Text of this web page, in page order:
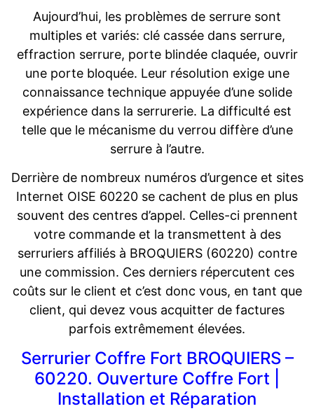
Aujourd’hui, les problèmes de serrure sont
multiples et variés: clé cassée dans serrure,
effraction serrure, porte blindée claquée, ouvrir
une porte bloquée. Leur résolution exige une
connaissance technique appuyée d’une solide
expérience dans la serrurerie. La difficulté est
telle que le mécanisme du verrou diffère d’une
serrure à l’autre.
Derrière de nombreux numéros d’urgence et sites
Internet OISE 60220 se cachent de plus en plus
souvent des centres d’appel. Celles-ci prennent
votre commande et la transmettent à des
serruriers affiliés à BROQUIERS (60220) contre
une commission. Ces derniers répercutent ces
coûts sur le client et c’est donc vous, en tant que
client, qui devez vous acquitter de factures
parfois extrêmement élevées.
Serrurier Coffre Fort BROQUIERS –
60220. Ouverture Coffre Fort |
Installation et Réparation